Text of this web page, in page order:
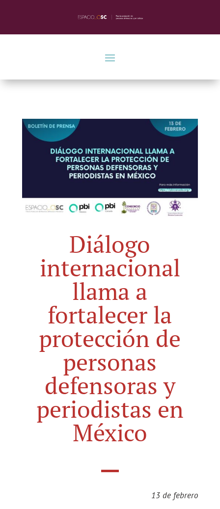
Diálogo
internacional
llama a
fortalecer la
protección de
personas
defensoras y
periodistas en
México
13 de febrero